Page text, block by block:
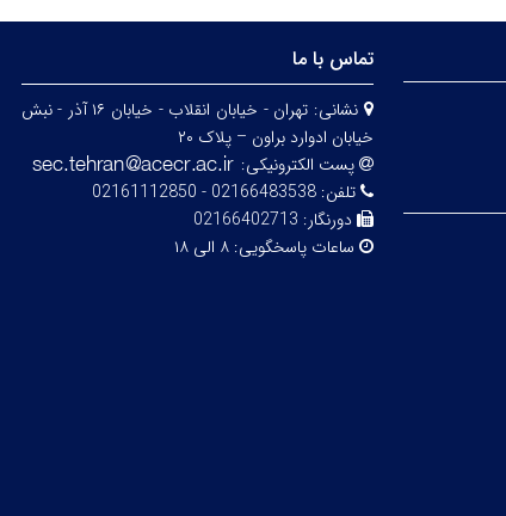
تماس با ما
نشانی:
تهران - خیابان انقلاب - خیابان ۱۶ آذر - نبش
خیابان ادوارد براون – پلاک ۲۰
پست الکترونیکی:
تلفن:02166483538 - 02161112850
دورنگار: 02166402713
ساعات پاسخگویی:۸ الی ۱۸